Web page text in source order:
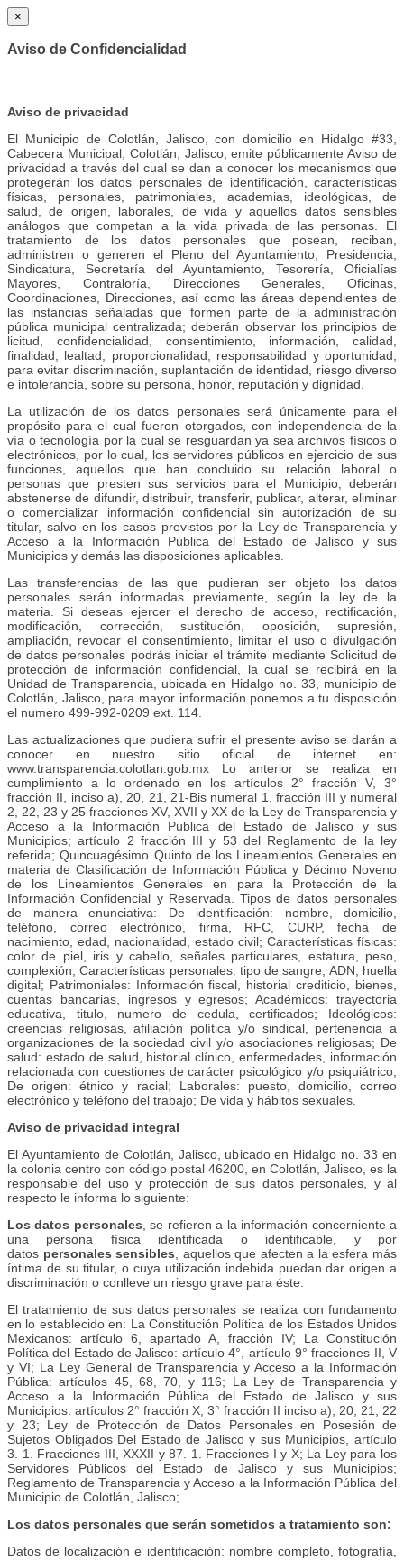
×
Aviso de Confidencialidad
Aviso de privacidad
El Municipio de Colotlán, Jalisco, con domicilio en Hidalgo #33,
Cabecera Municipal, Colotlán, Jalisco, emite públicamente Aviso de
privacidad a través del cual se dan a conocer los mecanismos que
protegerán los datos personales de identificación, características
físicas, personales, patrimoniales, academias, ideológicas, de
salud, de origen, laborales, de vida y aquellos datos sensibles
análogos que competan a la vida privada de las personas. El
tratamiento de los datos personales que posean, reciban,
administren o generen el Pleno del Ayuntamiento, Presidencia,
Sindicatura, Secretaría del Ayuntamiento, Tesorería, Oficialías
Mayores, Contraloría, Direcciones Generales, Oficinas,
Coordinaciones, Direcciones, así como las áreas dependientes de
las instancias señaladas que formen parte de la administración
pública municipal centralizada; deberán observar los principios de
licitud, confidencialidad, consentimiento, información, calidad,
finalidad, lealtad, proporcionalidad, responsabilidad y oportunidad;
para evitar discriminación, suplantación de identidad, riesgo diverso
e intolerancia, sobre su persona, honor, reputación y dignidad.
La utilización de los datos personales será únicamente para el
propósito para el cual fueron otorgados, con independencia de la
vía o tecnología por la cual se resguardan ya sea archivos físicos o
electrónicos, por lo cual, los servidores públicos en ejercicio de sus
funciones, aquellos que han concluido su relación laboral o
personas que presten sus servicios para el Municipio, deberán
abstenerse de difundir, distribuir, transferir, publicar, alterar, eliminar
o comercializar información confidencial sin autorización de su
titular, salvo en los casos previstos por la Ley de Transparencia y
Acceso a la Información Pública del Estado de Jalisco y sus
Municipios y demás las disposiciones aplicables.
Las transferencias de las que pudieran ser objeto los datos
personales serán informadas previamente, según la ley de la
materia. Si deseas ejercer el derecho de acceso, rectificación,
modificación, corrección, sustitución, oposición, supresión,
ampliación, revocar el consentimiento, limitar el uso o divulgación
de datos personales podrás iniciar el trámite mediante Solicitud de
protección de información confidencial, la cual se recibirá en la
Unidad de Transparencia, ubicada en Hidalgo no. 33, municipio de
Colotlán, Jalisco, para mayor información ponemos a tu disposición
el numero 499-992-0209 ext. 114.
Las actualizaciones que pudiera sufrir el presente aviso se darán a
conocer en nuestro sitio oficial de internet en:
www.transparencia.colotlan.gob.mx Lo anterior se realiza en
cumplimiento a lo ordenado en los artículos 2° fracción V, 3°
fracción II, inciso a), 20, 21, 21-Bis numeral 1, fracción III y numeral
2, 22, 23 y 25 fracciones XV, XVII y XX de la Ley de Transparencia y
Acceso a la Información Pública del Estado de Jalisco y sus
Municipios; artículo 2 fracción III y 53 del Reglamento de la ley
referida; Quincuagésimo Quinto de los Lineamientos Generales en
materia de Clasificación de Información Pública y Décimo Noveno
de los Lineamientos Generales en para la Protección de la
Información Confidencial y Reservada. Tipos de datos personales
de manera enunciativa: De identificación: nombre, domicilio,
teléfono, correo electrónico, firma, RFC, CURP, fecha de
nacimiento, edad, nacionalidad, estado civil; Características físicas:
color de piel, iris y cabello, señales particulares, estatura, peso,
complexión; Características personales: tipo de sangre, ADN, huella
digital; Patrimoniales: Información fiscal, historial crediticio, bienes,
cuentas bancarias, ingresos y egresos; Académicos: trayectoria
educativa, titulo, numero de cedula, certificados; Ideológicos:
creencias religiosas, afiliación política y/o sindical, pertenencia a
organizaciones de la sociedad civil y/o asociaciones religiosas; De
salud: estado de salud, historial clínico, enfermedades, información
relacionada con cuestiones de carácter psicológico y/o psiquiátrico;
De origen: étnico y racial; Laborales: puesto, domicilio, correo
electrónico y teléfono del trabajo; De vida y hábitos sexuales.
Aviso de privacidad integral
El Ayuntamiento de Colotlán, Jalisco, ubicado en Hidalgo no. 33 en
la colonia centro con código postal 46200, en Colotlán, Jalisco, es la
responsable del uso y protección de sus datos personales, y al
respecto le informa lo siguiente:
Los datos personales , se refieren a la información concerniente a
una persona física identificada o identificable, y por
datos personales sensibles , aquellos que afecten a la esfera más
íntima de su titular, o cuya utilización indebida puedan dar origen a
discriminación o conlleve un riesgo grave para éste.
El tratamiento de sus datos personales se realiza con fundamento
en lo establecido en: La Constitución Política de los Estados Unidos
Mexicanos: artículo 6, apartado A, fracción IV; La Constitución
Política del Estado de Jalisco: artículo 4°, artículo 9° fracciones II, V
y VI; La Ley General de Transparencia y Acceso a la Información
Pública: artículos 45, 68, 70, y 116; La Ley de Transparencia y
Acceso a la Información Pública del Estado de Jalisco y sus
Municipios: artículos 2° fracción X, 3° fracción II inciso a), 20, 21, 22
y 23; Ley de Protección de Datos Personales en Posesión de
Sujetos Obligados Del Estado de Jalisco y sus Municipios, artículo
3. 1. Fracciones III, XXXII y 87. 1. Fracciones I y X; La Ley para los
Servidores Públicos del Estado de Jalisco y sus Municipios;
Reglamento de Transparencia y Acceso a la Información Pública del
Municipio de Colotlán, Jalisco;
Los datos personales que serán sometidos a tratamiento son:
Datos de localización e identificación: nombre completo, fotografía,